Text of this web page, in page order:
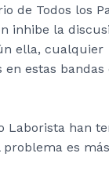
de Todos los
inhibe la
ella, cualquier
estas bandas
Laborista han
es más